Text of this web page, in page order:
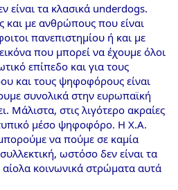
είναι τα κλασικά underdogs.
και με ανθρώπους που είναι
πανεπιστημίου ή και με
που μπορεί να έχουμε όλοι
επίπεδο και για τους
και τους ψηφοφόρους είναι
συνολικά στην ευρωπαϊκή
Μάλιστα, στις λιγότερο ακραίες
μέσο ψηφοφόρο. Η Χ.Α.
να πούμε σε καμία
ωστόσο δεν είναι τα
κοινωνικά στρώματα αυτά